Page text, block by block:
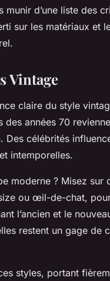
munir d’une liste des
sur les matériaux et
Vintage
claire du style
années 70
Des célébrités
et intemporelles.
moderne ? Misez sur
ou œil-de-chat,
l’ancien et le
restent un gage de
styles, portant